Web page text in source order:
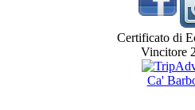
Certificato di
Vincitore
Ca'